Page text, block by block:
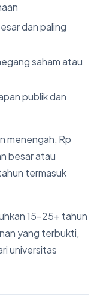
dan paling
saham atau
publik dan
menengah, Rp
besar atau
termasuk
15-25+ tahun
yang terbukti,
universitas